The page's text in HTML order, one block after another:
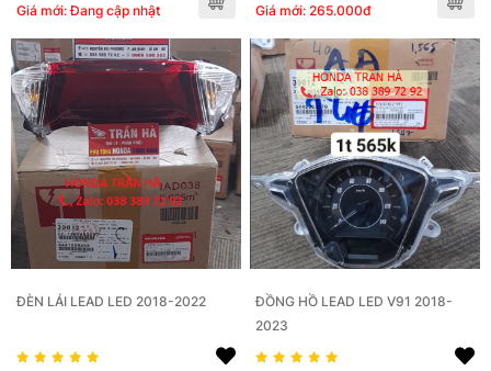
Giá mới: Đang cập nhật
Giá mới: 265.000đ
ĐÈN LÁI LEAD LED 2018-2022
ĐỒNG HỒ LEAD LED V91 2018-
2023